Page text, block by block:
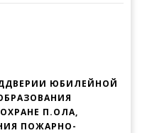
ЮБИЛЕЙНОЙ
П.ОЛА,
ПОЖАРНО-